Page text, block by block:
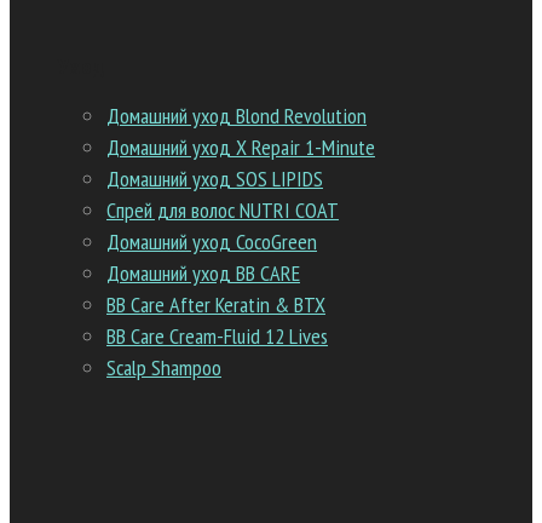
Домашний уход Blond Revolution
Домашний уход Х Repair 1-Minute
Домашний уход SOS LIPIDS
Спрей для волос NUTRI COAT
Домашний уход CocoGreen
Домашний уход BB CARE
BB Care After Keratin & BTX
BB Care Cream-Fluid 12 Lives
Scalp Shampoo